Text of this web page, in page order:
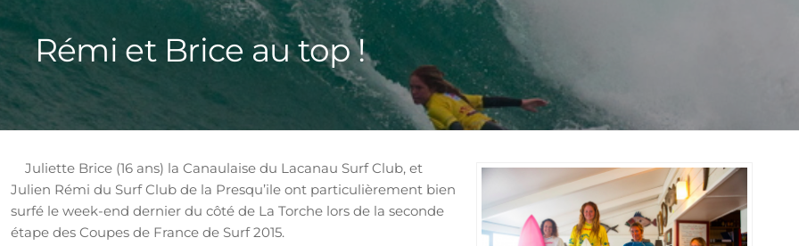
Rémi et Brice au top !
Juliette Brice (16 ans) la Canaulaise du Lacanau Surf Club, et
Julien Rémi du Surf Club de la Presqu’ile ont particulièrement bien
surfé le week-end dernier du côté de La Torche lors de la seconde
étape des Coupes de France de Surf 2015.